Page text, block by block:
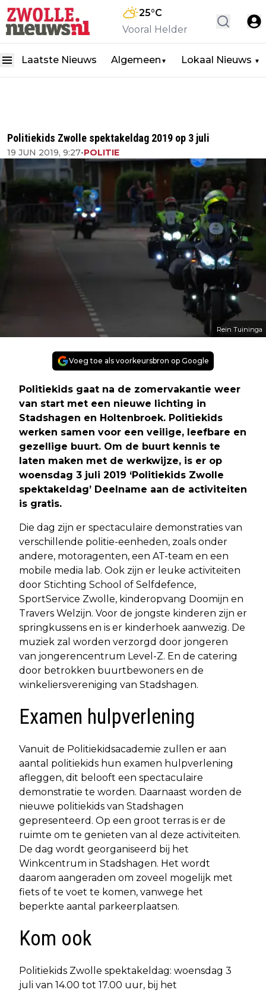
25°C
Vooral Helder
Laatste Nieuws Algemeen ▼ Lokaal Nieuws ▼
Politiekids Zwolle spektakeldag 2019 op 3 juli
19 JUN 2019, 9:27•POLITIE
Rein Tuininga
Voeg toe als voorkeursbron op Google
Politiekids gaat na de zomervakantie weer
van start met een nieuwe lichting in
Stadshagen en Holtenbroek. Politiekids
werken samen voor een veilige, leefbare en
gezellige buurt. Om de buurt kennis te
laten maken met de werkwijze, is er op
woensdag 3 juli 2019 ‘Politiekids Zwolle
spektakeldag’ Deelname aan de activiteiten
is gratis.
Die dag zijn er spectaculaire demonstraties van
verschillende politie-eenheden, zoals onder
andere, motoragenten, een AT-team en een
mobile media lab. Ook zijn er leuke activiteiten
door Stichting School of Selfdefence,
SportService Zwolle, kinderopvang Doomijn en
Travers Welzijn. Voor de jongste kinderen zijn er
springkussens en is er kinderhoek aanwezig. De
muziek zal worden verzorgd door jongeren
van jongerencentrum Level-Z. En de catering
door betrokken buurtbewoners en de
winkeliersvereniging van Stadshagen.
Examen hulpverlening
Vanuit de Politiekidsacademie zullen er aan
aantal politiekids hun examen hulpverlening
afleggen, dit belooft een spectaculaire
demonstratie te worden. Daarnaast worden de
nieuwe politiekids van Stadshagen
gepresenteerd. Op een groot terras is er de
ruimte om te genieten van al deze activiteiten.
De dag wordt georganiseerd bij het
Winkcentrum in Stadshagen. Het wordt
daarom aangeraden om zoveel mogelijk met
fiets of te voet te komen, vanwege het
beperkte aantal parkeerplaatsen.
Kom ook
Politiekids Zwolle spektakeldag: woensdag 3
juli van 14.00 tot 17.00 uur, bij het